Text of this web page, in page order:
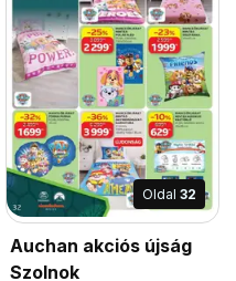
Oldal 32
Auchan akciós újság
Szolnok